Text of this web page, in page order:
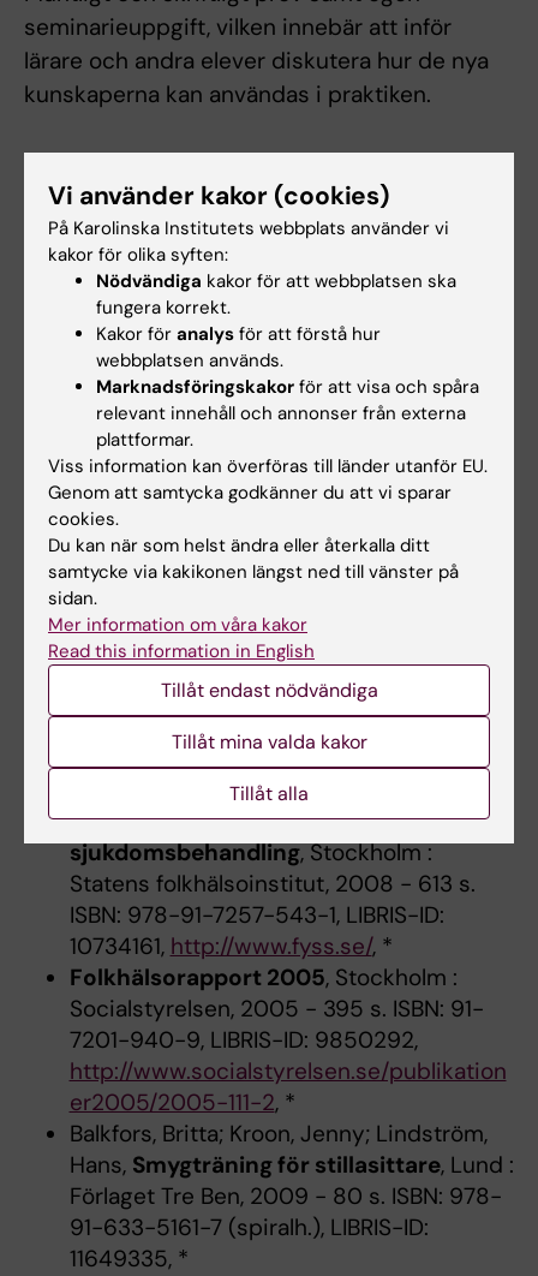
seminarieuppgift, vilken innebär att inför
lärare och andra elever diskutera hur de nya
kunskaperna kan användas i praktiken.
Litteraturlista och övriga läromedel
Kurslitteratur
Smarta val:för ett längre, rikare och
friskare liv, Hellénius, Mai-Lis, Stockholm :
Apoteket, [2010] - 103 s. LIBRIS-ID:
12059872, *
Hellénius, Mai-Lis; Ehrs, Bruno,
livsstil:[och det goda livet], Västerås :
Ica, 2010 - 160 s. ISBN: 978-91-534-3377-
4 (inb.), LIBRIS-ID: 11496503, *
Metoder för att främja fysisk aktivitet
en systematisk litteraturöversikt : mars
2007, Stockholm : Statens beredning för
medicinsk utvärdering (SBU), 2007 - 296
s. LIBRIS-ID: 10855599,
http://www.sbu.se/upload/Publikationer/C
ontent0/1/Fysisk_aktivitet.pdf, *
fysisk aktivitet i
sjukdomsprevention och
sjukdomsbehandling, Stockholm :
Statens folkhälsoinstitut, 2008 - 613 s.
ISBN: 978-91-7257-543-1, LIBRIS-ID:
10734161, http://www.fyss.se/, *
Folkhälsorapport 2005, Stockholm :
Socialstyrelsen, 2005 - 395 s. ISBN: 91-
7201-940-9, LIBRIS-ID: 9850292,
http://www.socialstyrelsen.se/publikation
er2005/2005-111-2, *
Balkfors, Britta; Kroon, Jenny; Lindström,
Hans, Smygträning för stillasittare, Lund :
Förlaget Tre Ben, 2009 - 80 s. ISBN: 978-
91-633-5161-7 (spiralh.), LIBRIS-ID:
11649335, *
Vi använder kakor (cookies)
På Karolinska Institutets webbplats använder vi
kakor för olika syften:
Nödvändiga kakor för att webbplatsen ska
fungera korrekt.
Kakor för analys för att förstå hur
webbplatsen används.
Marknadsföringskakor för att visa och spåra
relevant innehåll och annonser från externa
plattformar.
Viss information kan överföras till länder utanför EU.
Genom att samtycka godkänner du att vi sparar
cookies.
Du kan när som helst ändra eller återkalla ditt
samtycke via kakikonen längst ned till vänster på
sidan.
Mer information om våra kakor
Read this information in English
Tillåt endast nödvändiga
Tillåt mina valda kakor
Tillåt alla